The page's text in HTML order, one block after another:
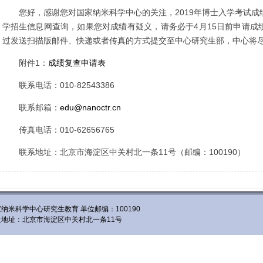
您好，感谢您对国家纳米科学中心的关注， 2019年博士入学考试成
学招生信息网查询，如果您对成绩有疑义，请务必于4 月 15日前申请成
过发送扫描版邮件、快递或者传真的方式提交至中心研究生部，中心将
附件1 ： 成绩复查申请表
联系电话： 010-82543386
联系邮箱： edu@nanoctr.cn
传真电话： 010-62656765
联系地址：北京市海淀区中关村北一条11号（邮编： 100190）
米科学中心研究生教育 单位邮编：100190
址：北京市海淀区中关村北一条11号